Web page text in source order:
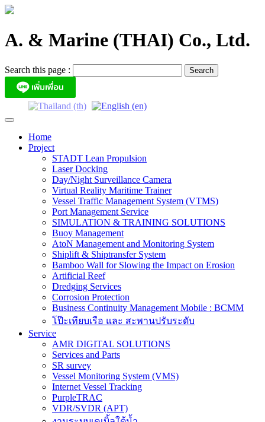
Skip
A. & Marine (THAI) Co., Ltd.
Search this page :
Home
Project
STADT Lean Propulsion
Laser Docking
Day/Night Surveillance Camera
Virtual Reality Maritime Trainer
Vessel Traffic Management System (VTMS)
Port Management Service
SIMULATION & TRAINING SOLUTIONS
Buoy Management
AtoN Management and Monitoring System
Shiplift & Shiptransfer System
Bamboo Wall for Slowing the Impact on Erosion
Artificial Reef
Dredging Services
Corrosion Protection
Business Continuity Management Mobile : BCMM
โป๊ะเทียบเรือ และ สะพานปรับระดับ
Service
AMR DIGITAL SOLUTIONS
Services and Parts
SR survey
Vessel Monitoring System (VMS)
Internet Vessel Tracking
PurpleTRAC
VDR/SVDR (APT)